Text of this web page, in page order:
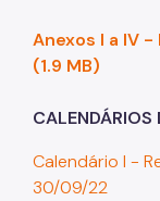
Anexos I a IV -
(1.9 MB)
CALENDÁRIOS
Calendário I -
30/09/22